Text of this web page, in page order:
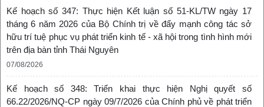
Kế hoạch số 347: Thực hiện Kết luận số 51-KL/TW ngày 17
tháng 6 năm 2026 của Bộ Chính trị về đẩy mạnh công tác sở
hữu trí tuệ phục vụ phát triển kinh tế - xã hội trong tình hình mới
trên địa bàn tỉnh Thái Nguyên
07/08/2026
Kế hoạch số 348: Triển khai thực hiện Nghị quyết số
66.22/2026/NQ-CP ngày 09/7/2026 của Chính phủ về phát triển